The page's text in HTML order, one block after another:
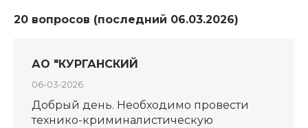
20 вопросов (последний 06.03.2026)
АО "КУРГАНСКИЙ
06-03-2026
Добрый день. Необходимо провести
технико-криминалистическую